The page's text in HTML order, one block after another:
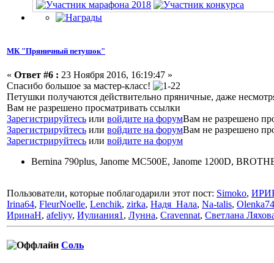
МК "Пряничный петушок"
« Ответ #6 : 23 Ноября 2016, 16:19:47 »
Спасибо большое за мастер-класс!
Петушки получаются действительно пряничные, даже
Вам не разрешено просматривать ссылки
Зарегистрируйтесь или войдите на форумВам не разрешено
Зарегистрируйтесь или войдите на форумВам не разрешено
Зарегистрируйтесь или войдите на форум
Bernina 790plus, Janome MC500E, Janome 1200D,
Пользователи, которые поблагодарили этот пост: Simoko,
Irina64, FleurNoelle, Lenchik, zirka, Надя_Нала, Na-talis, Olenka74
ИринаН, afeliyy, Иулиания1 , Лунна, Cravennat, Светлана
Соль